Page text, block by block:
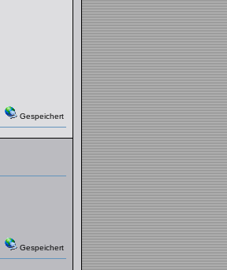
Gespeichert
Gespeichert